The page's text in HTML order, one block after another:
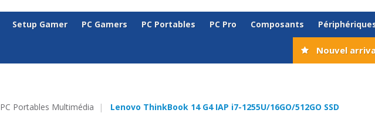
Nouvel
Setup Gamer PC Gamers PC Portables PC Pro Composants
PC Portables Multimédia Lenovo ThinkBook 14 G4 IAP i7-1255U/16GO/512GO SSD